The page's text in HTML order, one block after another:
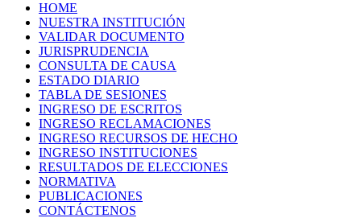
HOME
NUESTRA INSTITUCIÓN
VALIDAR DOCUMENTO
JURISPRUDENCIA
CONSULTA DE CAUSA
ESTADO DIARIO
TABLA DE SESIONES
INGRESO DE ESCRITOS
INGRESO RECLAMACIONES
INGRESO RECURSOS DE HECHO
INGRESO INSTITUCIONES
RESULTADOS DE ELECCIONES
NORMATIVA
PUBLICACIONES
CONTÁCTENOS